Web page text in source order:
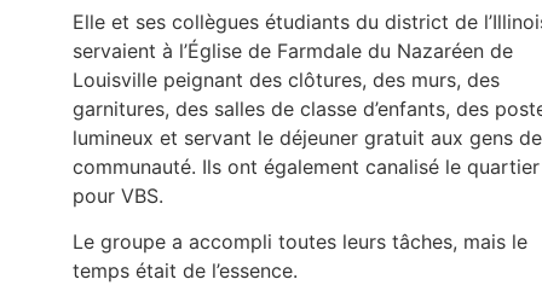
Elle et ses collègues étudiants du district de
servaient à l’Église de Farmdale du Nazaréen de
Louisville peignant des clôtures, des murs, des
garnitures, des salles de classe d’enfants, des
lumineux et servant le déjeuner gratuit aux gens
communauté. Ils ont également canalisé le quartier
pour VBS.
Le groupe a accompli toutes leurs tâches, mais le
temps était de l’essence.